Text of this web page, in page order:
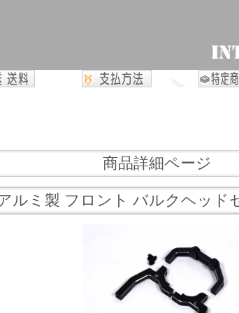
商品詳細ページ
ルミ製 フロント バルクヘッド